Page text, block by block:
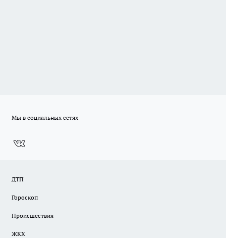
Мы в социальных сетях
ДТП
Гороскоп
Происшествия
ЖКХ